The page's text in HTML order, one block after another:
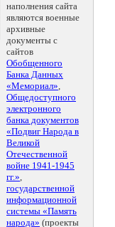
наполнения сайта
являются военные
архивные
документы с
сайтов
Обобщенного
Банка Данных
«Мемориал»,
Общедоступного
электронного
банка документов
«Подвиг Народа в
Великой
Отечественной
войне 1941-1945
гг.»,
государственной
информационной
системы «Память
народа» (проекты